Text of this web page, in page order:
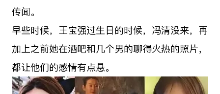
传闻。
早些时候，王宝强过生日的时候，冯清没来，再
加上之前她在酒吧和几个男的聊得火热的照片，
都让他们的感情有点悬。